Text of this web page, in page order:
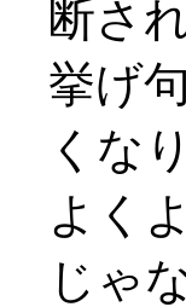
断さ
挙げ
くな
よく
じゃ